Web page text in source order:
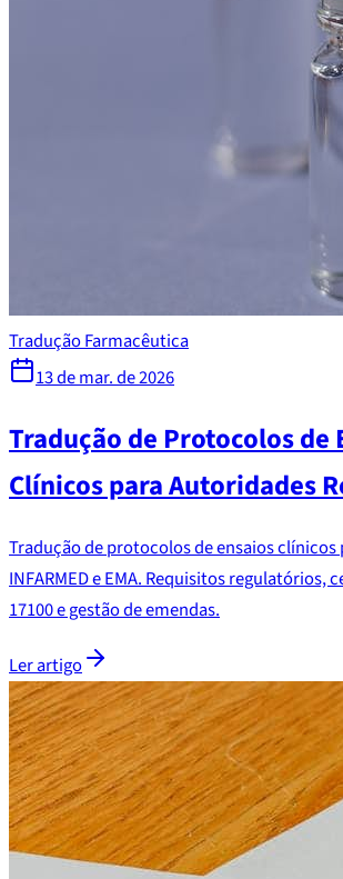
Tradução Farmacêutica
13 de mar. de 2026
Tradução de Protocolos de
Clínicos para Autoridades
Tradução de protocolos de ensaios clínicos
INFARMED e EMA. Requisitos regulatórios,
17100 e gestão de emendas.
Ler artigo